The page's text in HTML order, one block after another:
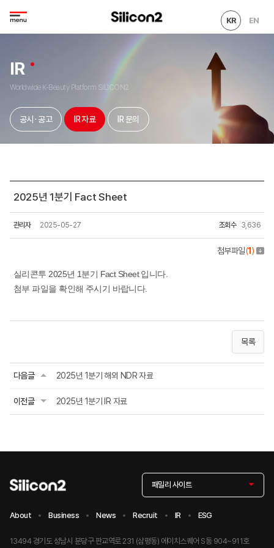
KR EN
IR
Worldwide K-Beauty Platform SILICON2
공시 · 공고 IR 자료 IR 문의
2025년 1분기 Fact Sheet
관리자 2025-05-27 조회수 3,636
첨부파일(1 )
실리콘투 2025년 1분기 Fact Sheet 입니다.
첨부 파일을 확인해 주시기 바랍니다.
목록
다음글 2025년 1분기 해외 NDR 자료
이전글 2025년 1분기 IR 자료
패밀리 사이트
About Business News Recruit IR ESG
13494 경기도 성남시 분당구 판교역로 231 (삼평동) 에이치스퀘어 S동 904~911호